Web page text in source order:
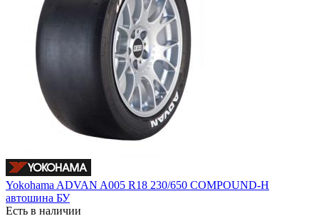
Yokohama ADVAN A005 R18 230/650 COMPOUND-H
автошина БУ
Есть в наличии